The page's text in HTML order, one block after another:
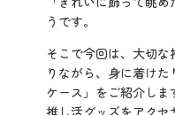
うです。
そこで今回は、大切
りながら、身に着け
ケース」をご紹介しま
推し活グッズをアク